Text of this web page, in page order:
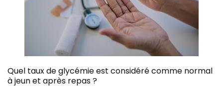
Quel taux de glycémie est considéré comme normal
à jeun et après repas ?